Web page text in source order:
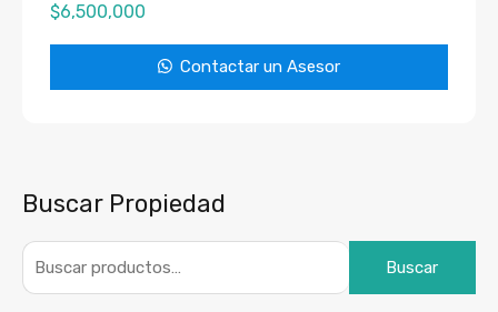
$6,500,000
Contactar un Asesor
Buscar Propiedad
Buscar